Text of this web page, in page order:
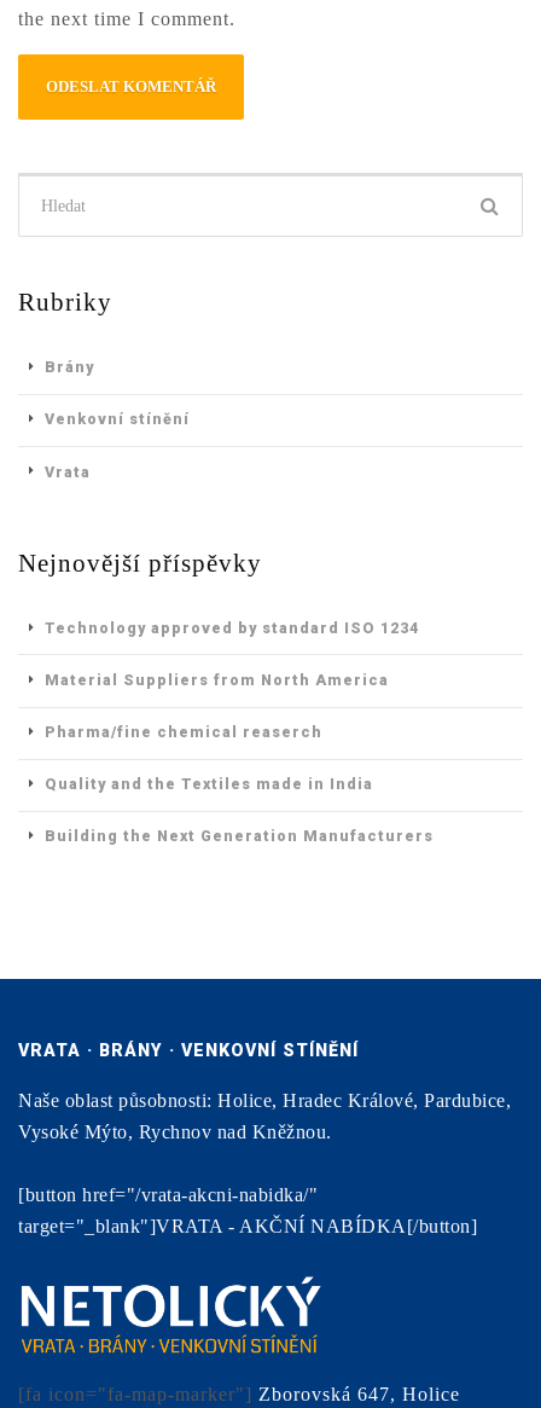
the next time I comment.
Rubriky
Brány
Venkovní stínění
Vrata
Nejnovější příspěvky
Technology approved by standard ISO 1234
Material Suppliers from North America
Pharma/fine chemical reaserch
Quality and the Textiles made in India
Building the Next Generation Manufacturers
VRATA · BRÁNY · VENKOVNÍ STÍNĚNÍ
Naše oblast působnosti: Holice, Hradec Králové, Pardubice,
Vysoké Mýto, Rychnov nad Kněžnou.
[button href="/vrata-akcni-nabidka/"
target="_blank"]VRATA - AKČNÍ NABÍDKA[/button]
[fa icon="fa-map-marker"] Zborovská 647, Holice